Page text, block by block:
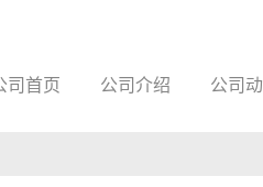
司首页 公司介绍 公司